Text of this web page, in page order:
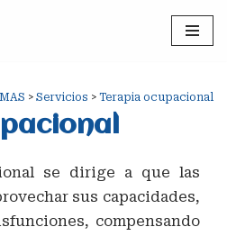
> Servicios > Terapia ocupacional
se dirige a que las
sus capacidades,
compensando